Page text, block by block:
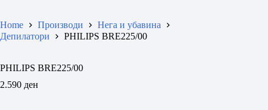
Home Производи
Нега и убавина
Депилатори
PHILIPS BRE225/00
PHILIPS BRE225/00
2.590 ден